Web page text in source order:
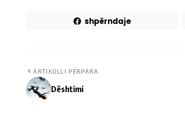
shpërndaje
ARTIKULLI PËRPARA
Dështimi